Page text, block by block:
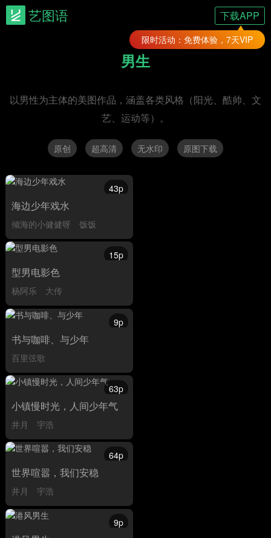
艺图语 下载APP
限时活动：免费体验，7天VIP
男生
以男性为主体的美图作品，涵盖各类风格（阳光、酷帅、文
艺、运动等）。
原创 超高清 无水印 原图下载
43p
海边少年戏水
倾海的小健健呀 饭饭
15p
型男电影色
杨阿乐 大传
9p
书与咖啡、与少年
百里弦歌
63p
小镇慢时光，人间少年气
井月 宇浩
64p
世界喧嚣，我们安稳
井月 宇浩
9p